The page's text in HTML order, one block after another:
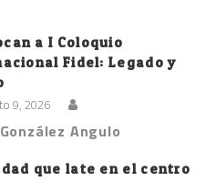
a I Coloquio
Fidel: Legado y
9, 2026
Angulo
que late en el centro